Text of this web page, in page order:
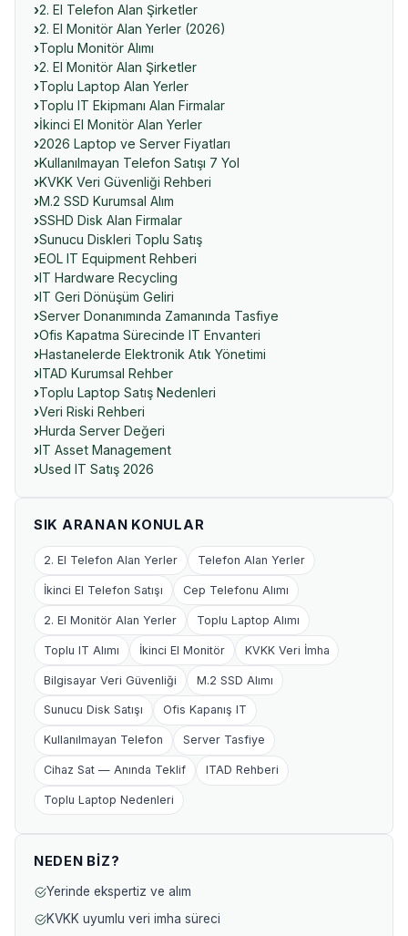
2. El Telefon Alan Şirketler
2. El Monitör Alan Yerler (2026)
Toplu Monitör Alımı
2. El Monitör Alan Şirketler
Toplu Laptop Alan Yerler
Toplu IT Ekipmanı Alan Firmalar
İkinci El Monitör Alan Yerler
2026 Laptop ve Server Fiyatları
Kullanılmayan Telefon Satışı 7 Yol
KVKK Veri Güvenliği Rehberi
M.2 SSD Kurumsal Alım
SSHD Disk Alan Firmalar
Sunucu Diskleri Toplu Satış
EOL IT Equipment Rehberi
IT Hardware Recycling
IT Geri Dönüşüm Geliri
Server Donanımında Zamanında Tasfiye
Ofis Kapatma Sürecinde IT Envanteri
Hastanelerde Elektronik Atık Yönetimi
ITAD Kurumsal Rehber
Toplu Laptop Satış Nedenleri
Veri Riski Rehberi
Hurda Server Değeri
IT Asset Management
Used IT Satış 2026
SIK ARANAN KONULAR
2. El Telefon Alan Yerler Telefon Alan Yerler
İkinci El Telefon Satışı Cep Telefonu Alımı
2. El Monitör Alan Yerler Toplu Laptop Alımı
Toplu IT Alımı İkinci El Monitör KVKK Veri İmha
Bilgisayar Veri Güvenliği M.2 SSD Alımı
Sunucu Disk Satışı Ofis Kapanış IT
Kullanılmayan Telefon Server Tasfiye
Cihaz Sat — Anında Teklif ITAD Rehberi
Toplu Laptop Nedenleri
NEDEN BIZ?
Yerinde ekspertiz ve alım
KVKK uyumlu veri imha süreci